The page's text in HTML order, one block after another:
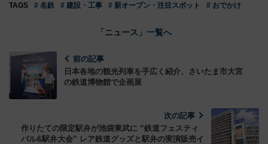
TAGS # 名鉄 # 建設・工事 # 新オープン・注目スポット # おでかけ
「ニュース」一覧へ
前の記事
日本各地の観光列車を手広く紹介、さいたま市大宮
の鉄道博物館で企画展
次の記事
作りたての限定駅弁が池袋東武に “鉄道フェスティ
バル&駅弁大会” レア鉄道グッズと駅弁の実演販売イ